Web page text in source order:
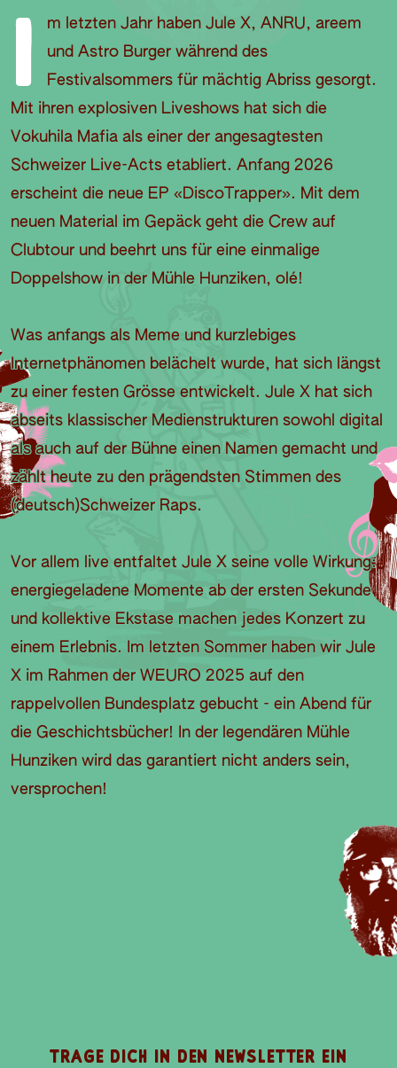
I
m letzten Jahr haben Jule X, ANRU, areem
und Astro Burger während des
Festivalsommers für mächtig Abriss gesorgt.
Mit ihren explosiven Liveshows hat sich die
Vokuhila Mafia als einer der angesagtesten
Schweizer Live-Acts etabliert. Anfang 2026
erscheint die neue EP «DiscoTrapper». Mit dem
neuen Material im Gepäck geht die Crew auf
Clubtour und beehrt uns für eine einmalige
Doppelshow in der Mühle Hunziken, olé!
Was anfangs als Meme und kurzlebiges
Internetphänomen belächelt wurde, hat sich längst
zu einer festen Grösse entwickelt. Jule X hat sich
abseits klassischer Medienstrukturen sowohl digital
als auch auf der Bühne einen Namen gemacht und
zählt heute zu den prägendsten Stimmen des
(deutsch)Schweizer Raps.
Vor allem live entfaltet Jule X seine volle Wirkung:
energiegeladene Momente ab der ersten Sekunde
und kollektive Ekstase machen jedes Konzert zu
einem Erlebnis. Im letzten Sommer haben wir Jule
X im Rahmen der WEURO 2025 auf den
rappelvollen Bundesplatz gebucht - ein Abend für
die Geschichtsbücher! In der legendären Mühle
Hunziken wird das garantiert nicht anders sein,
versprochen!
TRAGE DICH IN DEN NEWSLETTER EIN